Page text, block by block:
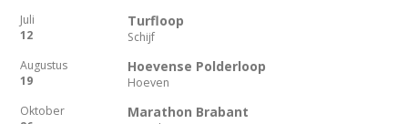
Juli
12
Turfloop
Schijf
Augustus
19
Hoevense Polderloop
Hoeven
Oktober
Marathon Brabant